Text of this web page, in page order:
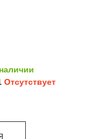
Отсутствует